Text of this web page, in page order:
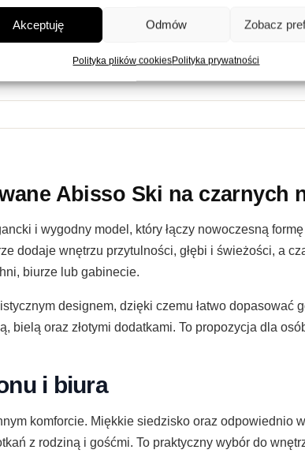
Akceptuję Odmów Zobacz
Polityka plików cookiesPolityka prywatności
gęstości
Abisso Ski
Abisso Ski na czarnych
i wygodny model, który łączy nowoczesną
dodaje wnętrzu przytulności, głębi i świeżości, a
biurze lub gabinecie.
designem, dzięki czemu łatwo dopasować
bielą oraz złotymi dodatkami. To propozycja dla
i biura
komforcie. Miękkie siedzisko oraz odpowiednio
z rodziną i gośćmi. To praktyczny wybór do